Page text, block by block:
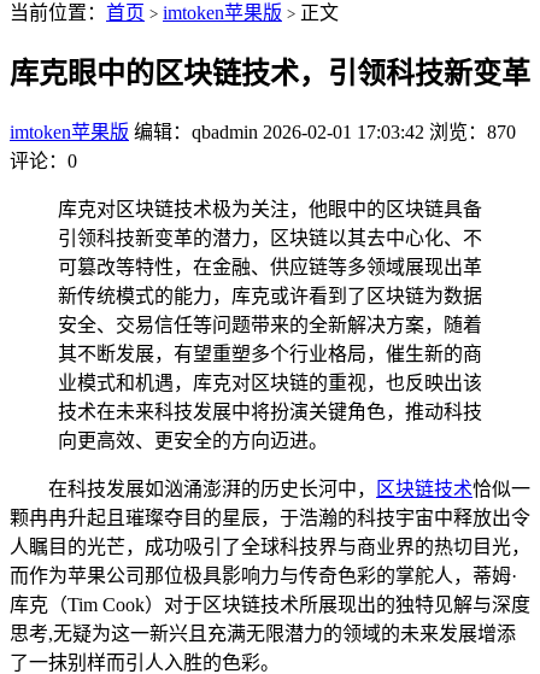
当前位置： 首页 > imtoken苹果版 > 正文
库克眼中的区块链技术，引领科技新变革
imtoken苹果版 编辑：qbadmin 2026-02-01 17:03:42 浏览：870
评论：0
库克对区块链技术极为关注，他眼中的区块链具备
引领科技新变革的潜力，区块链以其去中心化、不
可篡改等特性，在金融、供应链等多领域展现出革
新传统模式的能力，库克或许看到了区块链为数据
安全、交易信任等问题带来的全新解决方案，随着
其不断发展，有望重塑多个行业格局，催生新的商
业模式和机遇，库克对区块链的重视，也反映出该
技术在未来科技发展中将扮演关键角色，推动科技
向更高效、更安全的方向迈进。
在科技发展如汹涌澎湃的历史长河中， 区块链技术恰似一
颗冉冉升起且璀璨夺目的星辰，于浩瀚的科技宇宙中释放出令
人瞩目的光芒，成功吸引了全球科技界与商业界的热切目光，
而作为苹果公司那位极具影响力与传奇色彩的掌舵人，蒂姆·
库克（Tim Cook）对于区块链技术所展现出的独特见解与深度
思考,无疑为这一新兴且充满无限潜力的领域的未来发展增添
了一抹别样而引人入胜的色彩。